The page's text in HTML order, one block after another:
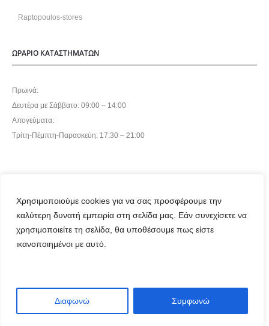
Χρησιμοποιούμε cookies για να σας προσφέρουμε την
καλύτερη δυνατή εμπειρία στη σελίδα μας. Εάν συνεχίσετε να
χρησιμοποιείτε τη σελίδα, θα υποθέσουμε πως είστε
ικανοποιημένοι με αυτό.
Διαφωνώ Συμφωνώ
Raptopoulos-stores
ΩΡΑΡΙΟ ΚΑΤΑΣΤΗΜΑΤΩΝ
Πρωινά:
Δευτέρα με Σάββατο: 09:00 – 14:00
Απογεύματα:
Τρίτη-Πέμπτη-Παρασκεύη: 17:30 – 21:00
©2024 Raptopoulos Stores
ArtAbout